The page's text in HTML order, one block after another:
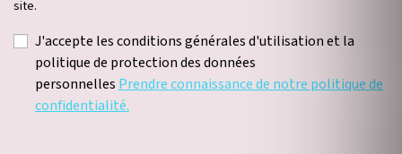
site.
J'accepte les conditions générales d'utilisation et la
politique de protection des données
personnellesPrendre connaissance de notre politique de
confidentialité.